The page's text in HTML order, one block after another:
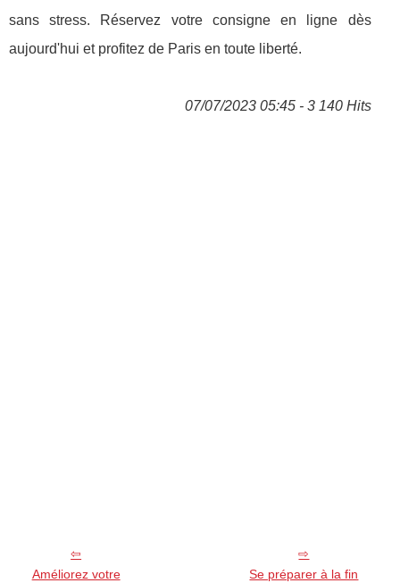
sans stress. Réservez votre consigne en ligne dès
aujourd'hui et profitez de Paris en toute liberté.
07/07/2023 05:45 - 3 140 Hits
Améliorez votre
Se préparer à la fin